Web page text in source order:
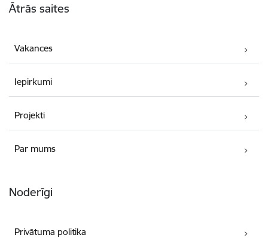
Ātrās saites
Vakances
Iepirkumi
Projekti
Par mums
Noderīgi
Privātuma politika